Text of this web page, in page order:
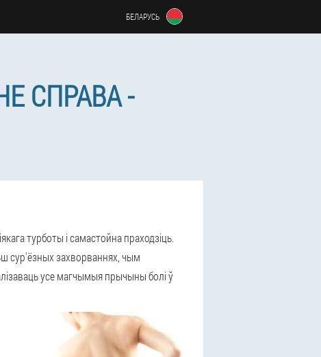
БЕЛАРУСЬ
СПРАВА -
турботы і самастойна праходзіць.
сур'ёзных захворваннях, чым
усе магчымыя прычыны болі ў